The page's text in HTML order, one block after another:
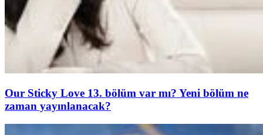
Our Sticky Love 13. bölüm var mı? Yeni bölüm ne
zaman yayınlanacak?